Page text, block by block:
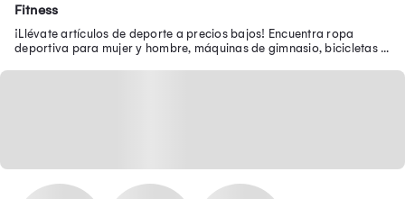
Fitness
¡Llévate artículos de deporte a precios bajos! Encuentra ropa
deportiva para mujer y hombre, máquinas de gimnasio, bicicletas y